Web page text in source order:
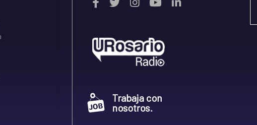
Trabaja con
nosotros.